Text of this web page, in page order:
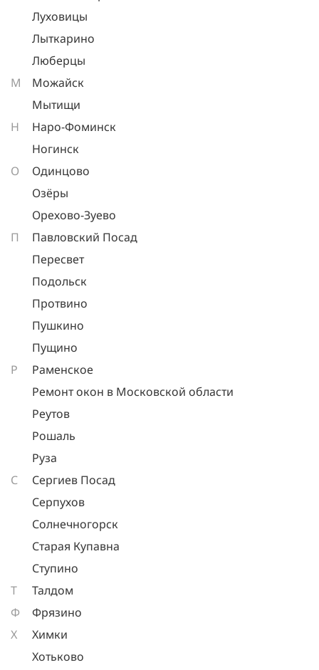
Луховицы
Лыткарино
Люберцы
М
Можайск
Мытищи
Н
Наро-Фоминск
Ногинск
О
Одинцово
Озёры
Орехово-Зуево
П
Павловский Посад
Пересвет
Подольск
Протвино
Пушкино
Пущино
Р
Раменское
Ремонт окон в Московской области
Реутов
Рошаль
Руза
С
Сергиев Посад
Серпухов
Солнечногорск
Старая Купавна
Ступино
Т
Талдом
Ф
Фрязино
Х
Химки
Хотьково